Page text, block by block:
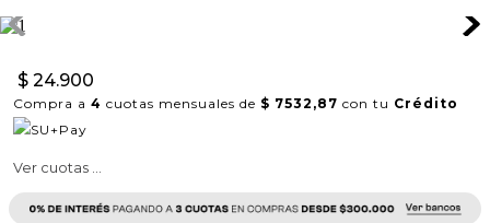
$ 24.900
Compra a 4 cuotas mensuales de $ 7532,87 con tu Crédito
Ver cuotas ...